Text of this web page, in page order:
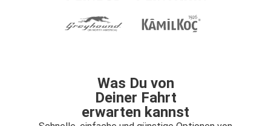
Was Du von
Deiner Fahrt
erwarten kannst